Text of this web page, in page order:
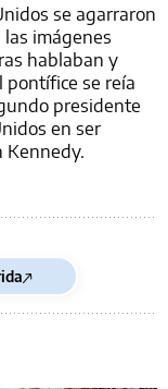
se agarraron
imágenes
hablaban y
pontífice se reía
presidente
en ser
Kennedy.